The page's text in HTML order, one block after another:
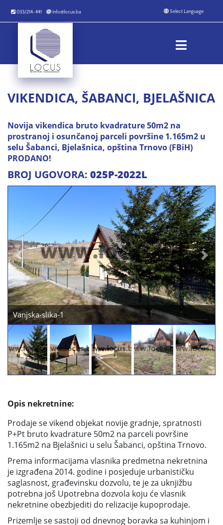
033/214-441 info@locus.ba
VIKENDICA, ŠABANCI, BJELAŠNICA
Novija vikendica bruto kvadrature 50m2 na
prostranoj i osunčanoj parceli površine 1.165m2 u
selu Šabanci, Bjelašnica, opština Trnovo (FBiH)
PRODANO!
BROJ UGOVORA: 025P-2022L
Vanjska-slika-2
Previous Next
Opis nekretnine:
Prodaje se vikend objekat novije gradnje, spratnosti
P+Pt bruto kvadrature 50m2 na parceli površine
1.165m2 na Bjelašnici u selu Šabanci, opština Trnovo.
Prema informacijama vlasnika predmetna nekretnina
je izgrađena 2014. godine i posjeduje urbanističku
saglasnost, građevinsku dozvolu, te je za uknjižbu
potrebna još Upotrebna dozvola koju će vlasnik
nekretnine obezbjediti do relizacije kupoprodaje.
Prizemlje se sastoji od dnevnog boravka sa kuhinjom i